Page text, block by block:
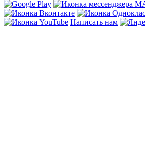
Написать нам